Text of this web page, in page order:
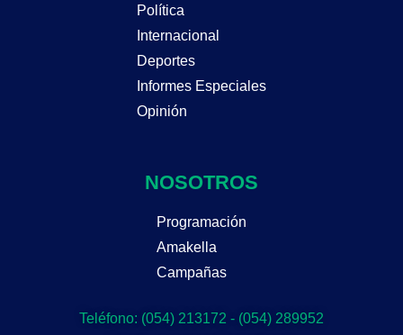
Política
Internacional
Deportes
Informes Especiales
Opinión
NOSOTROS
Programación
Amakella
Campañas
Teléfono: (054) 213172 - (054) 289952